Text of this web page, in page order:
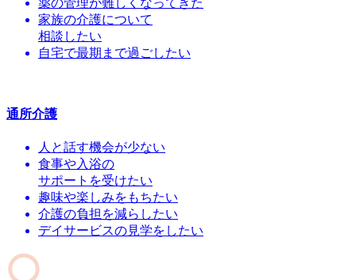
薬の管理が難しくなってきた
家族の介護について
相談したい
自宅で最期まで過ごしたい
通所介護
人と話す機会が少ない
食事や入浴の
サポートを受けたい
趣味や楽しみをもちたい
介護の負担を減らしたい
デイサービスの見学をしたい